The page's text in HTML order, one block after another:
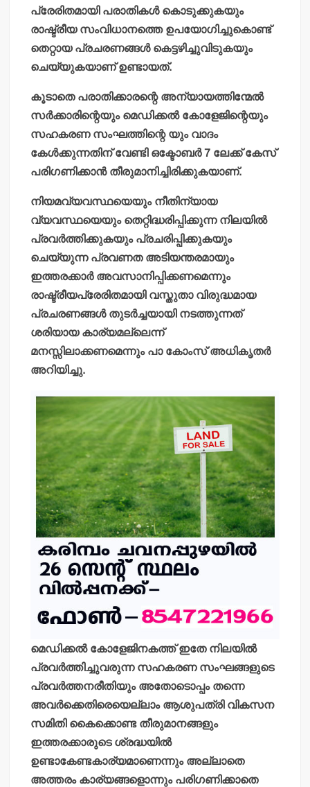
പ്രേരിതമായി പരാതികള്‍ കൊടുക്കുകയും
രാഷ്ട്രീയ സംവിധാനത്തെ ഉപയോഗിച്ചുകൊണ്ട്
തെറ്റായ പ്രചരണങ്ങള്‍ കെട്ടഴിച്ചുവിടുകയും
ചെയ്യുകയാണ് ഉണ്ടായത്.
കൂടാതെ പരാതിക്കാരന്റെ അന്യായത്തിന്മേല്‍
സര്‍ക്കാരിന്റെയും മെഡിക്കല്‍ കോളേജിന്റെയും
സഹകരണ സംഘത്തിന്റെ യും വാദം
കേള്‍ക്കുന്നതിന് വേണ്ടി ഒക്ടോബര്‍ 7 ലേക്ക് കേസ്
പരിഗണിക്കാന്‍ തീരുമാനിച്ചിരിക്കുകയാണ്.
നിയമവ്യവസ്ഥയെയും നീതിന്യായ
വ്യവസ്ഥയെയും തെറ്റിദ്ധരിപ്പിക്കുന്ന നിലയില്‍
പ്രവര്‍ത്തിക്കുകയും പ്രചരിപ്പിക്കുകയും
ചെയ്യുന്ന പ്രവണത അടിയന്തരമായും
ഇത്തരക്കാര്‍ അവസാനിപ്പിക്കണമെന്നും
രാഷ്ട്രീയപ്രേരിതമായി വസ്തുതാ വിരുദ്ധമായ
പ്രചരണങ്ങള്‍ തുടര്‍ച്ചയായി നടത്തുന്നത്
ശരിയായ കാര്യമല്ലെന്ന്
മനസ്സിലാക്കണമെന്നും പാ കോംസ് അധികൃതര്‍
അറിയിച്ചു.
മെഡിക്കല്‍ കോളേജിനകത്ത് ഇതേ നിലയില്‍
പ്രവര്‍ത്തിച്ചുവരുന്ന സഹകരണ സംഘങ്ങളുടെ
പ്രവര്‍ത്തനരീതിയും അതോടൊപ്പം തന്നെ
അവര്‍ക്കെതിരെയെല്ലാം ആശുപത്രി വികസന
സമിതി കൈക്കൊണ്ട തീരുമാനങ്ങളും
ഇത്തരക്കാരുടെ ശ്രദ്ധയില്‍
ഉണ്ടാകേണ്ടകാര്യമാണെന്നും അല്ലാതെ
അത്തരം കാര്യങ്ങളൊന്നും പരിഗണിക്കാതെ